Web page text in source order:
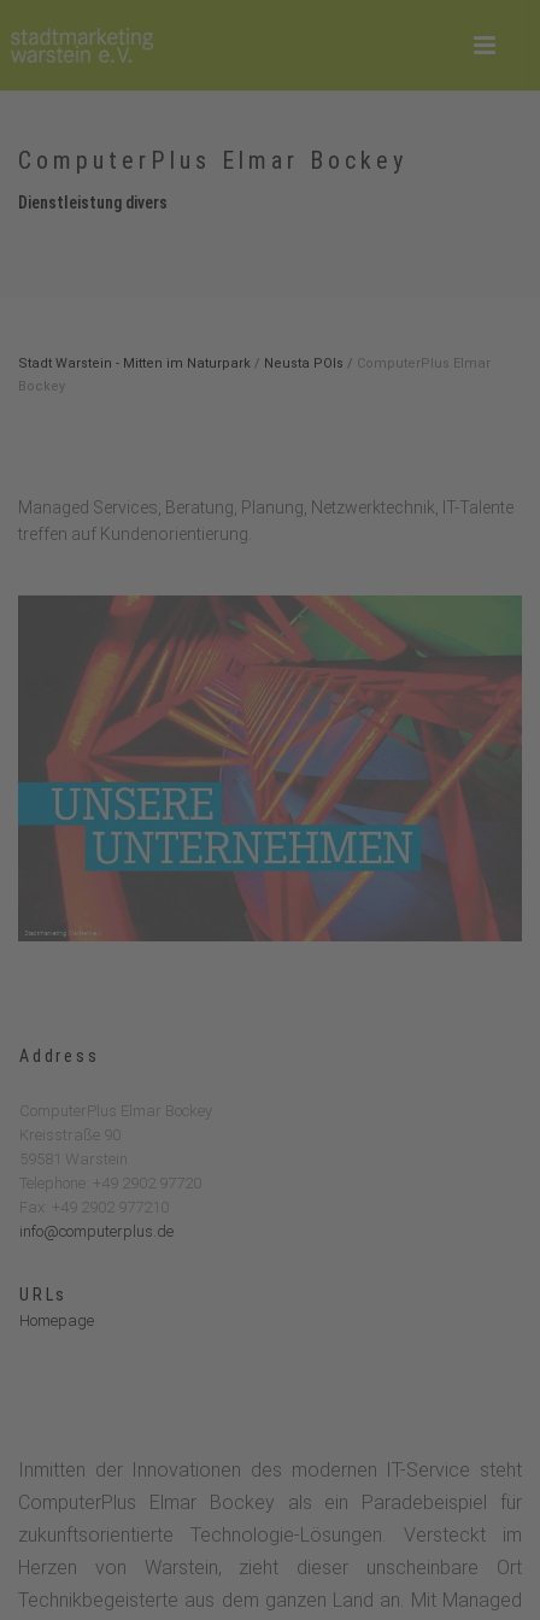
ComputerPlus Elmar Bockey
Dienstleistung divers
Stadt Warstein - Mitten im Naturpark / Neusta POIs / ComputerPlus Elmar
Bockey
Managed Services, Beratung, Planung, Netzwerktechnik, IT-Talente
treffen auf Kundenorientierung.
Address
ComputerPlus Elmar Bockey
Kreisstraße 90
59581 Warstein
Telephone: +49 2902 97720
Fax: +49 2902 977210
info@computerplus.de
URLs
Homepage
Inmitten der Innovationen des modernen IT-Service steht
ComputerPlus Elmar Bockey als ein Paradebeispiel für
zukunftsorientierte Technologie-Lösungen. Versteckt im
Herzen von Warstein, zieht dieser unscheinbare Ort
Technikbegeisterte aus dem ganzen Land an. Mit Managed